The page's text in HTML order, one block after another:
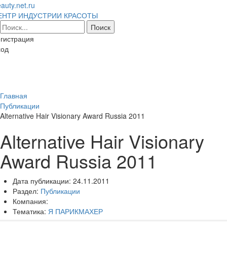
ИНДУСТРИИ КРАСОТЫ
Главная
Публикации
Alternative Hair Visionary Award Russia 2011
Alternative Hair Visionary
Award Russia 2011
Дата публикации: 24.11.2011
Раздел: Публикации
Компания:
Тематика: Я ПАРИКМАХЕР